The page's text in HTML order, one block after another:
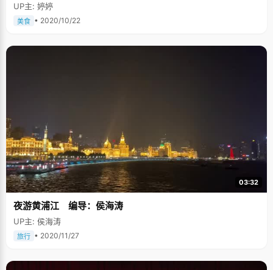
UP主: 婷婷
美食 • 2020/10/22
03:32
夜游黄浦江 编导：侯海涛
UP主: 侯海涛
旅行 • 2020/11/27